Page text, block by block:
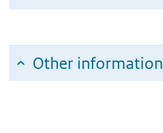
Other information